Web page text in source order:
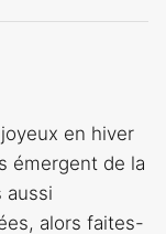
en hiver
émergent de la
aussi
alors faites-